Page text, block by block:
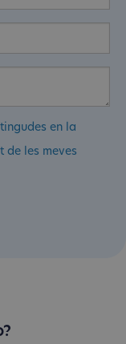
en la
de les meves